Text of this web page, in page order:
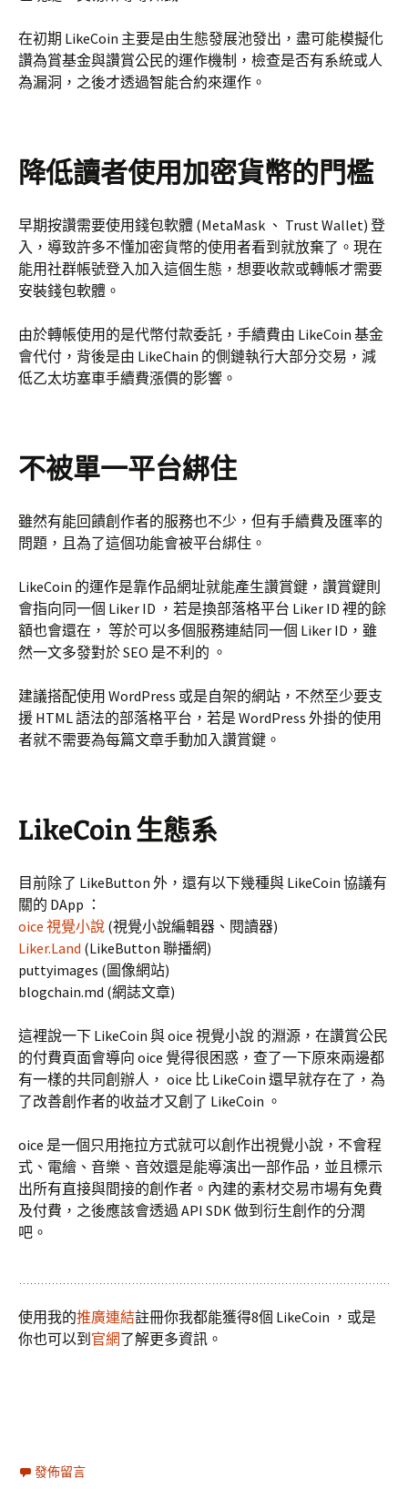
在初期 LikeCoin 主要是由生態發展池發出，盡可能模擬化
讚為賞基金與讚賞公民的運作機制，檢查是否有系統或人
為漏洞，之後才透過智能合約來運作。
降低讀者使用加密貨幣的門檻
早期按讚需要使用錢包軟體 (MetaMask 、 Trust Wallet) 登
入，導致許多不懂加密貨幣的使用者看到就放棄了。現在
能用社群帳號登入加入這個生態，想要收款或轉帳才需要
安裝錢包軟體。
由於轉帳使用的是代幣付款委託，手續費由 LikeCoin 基金
會代付，背後是由 LikeChain 的側鏈執行大部分交易，減
低乙太坊塞車手續費漲價的影響。
不被單一平台綁住
雖然有能回饋創作者的服務也不少，但有手續費及匯率的
問題，且為了這個功能會被平台綁住。
LikeCoin 的運作是靠作品網址就能產生讚賞鍵，讚賞鍵則
會指向同一個 Liker ID ，若是換部落格平台 Liker ID 裡的餘
額也會還在， 等於可以多個服務連結同一個 Liker ID，雖
然一文多發對於 SEO 是不利的 。
建議搭配使用 WordPress 或是自架的網站，不然至少要支
援 HTML 語法的部落格平台，若是 WordPress 外掛的使用
者就不需要為每篇文章手動加入讚賞鍵。
LikeCoin 生態系
目前除了 LikeButton 外，還有以下幾種與 LikeCoin 協議有
關的 DApp ：
oice 視覺小說 (視覺小說編輯器、閱讀器)
Liker.Land (LikeButton 聯播網)
puttyimages (圖像網站)
blogchain.md (網誌文章)
這裡說一下 LikeCoin 與 oice 視覺小說 的淵源，在讚賞公民
的付費頁面會導向 oice 覺得很困惑，查了一下原來兩邊都
有一樣的共同創辦人， oice 比 LikeCoin 還早就存在了，為
了改善創作者的收益才又創了 LikeCoin 。
oice 是一個只用拖拉方式就可以創作出視覺小說，不會程
式、電繪、音樂、音效還是能導演出一部作品，並且標示
出所有直接與間接的創作者。內建的素材交易市場有免費
及付費，之後應該會透過 API SDK 做到衍生創作的分潤
吧。
使用我的推廣連結註冊你我都能獲得8個 LikeCoin ，或是
你也可以到官網了解更多資訊。
發佈留言